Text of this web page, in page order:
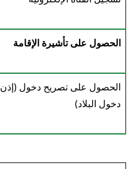
الحصول على تأشيرة الإقامة
الحصول على تصريح دخول (إذن
دخول البلاد)